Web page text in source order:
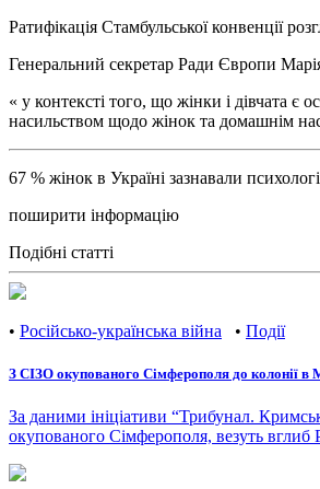
Ратифікація Стамбульської конвенції
Генеральний секретар Ради Європи
« у контексті того, що жінки і дівчата
насильством щодо жінок та домашнім
67 % жінок в Україні зазнавали
поширити інформацію
Подібні статті
• Російсько-українська війна • Події
З СІЗО окупованого Сімферополя до колонії в
За даними ініціативи “Трибунал.
окупованого Сімферополя, везуть вглиб